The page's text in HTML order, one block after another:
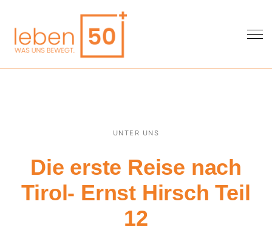
UNTER UNS
Die erste Reise nach
Tirol- Ernst Hirsch Teil
12